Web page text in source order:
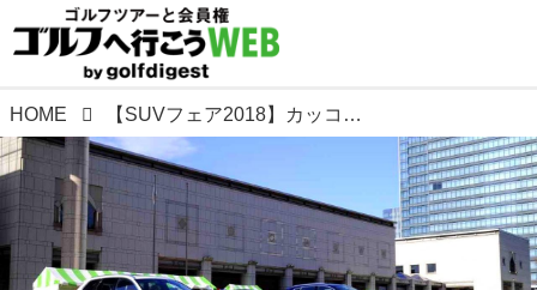
HOME 【SUVフェア2018】カッコいい! 走りもいい! キャディバッグもらくらく搭載! ゴルファー注目のSUVがみなとみらい横浜美術館に大集合。10月20日、21日開催